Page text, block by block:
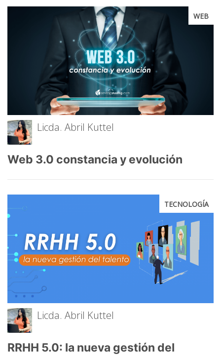
WEB
Licda. Abril Kuttel
Web 3.0 constancia y evolución
TECNOLOGÍA
Licda. Abril Kuttel
RRHH 5.0: la nueva gestión del